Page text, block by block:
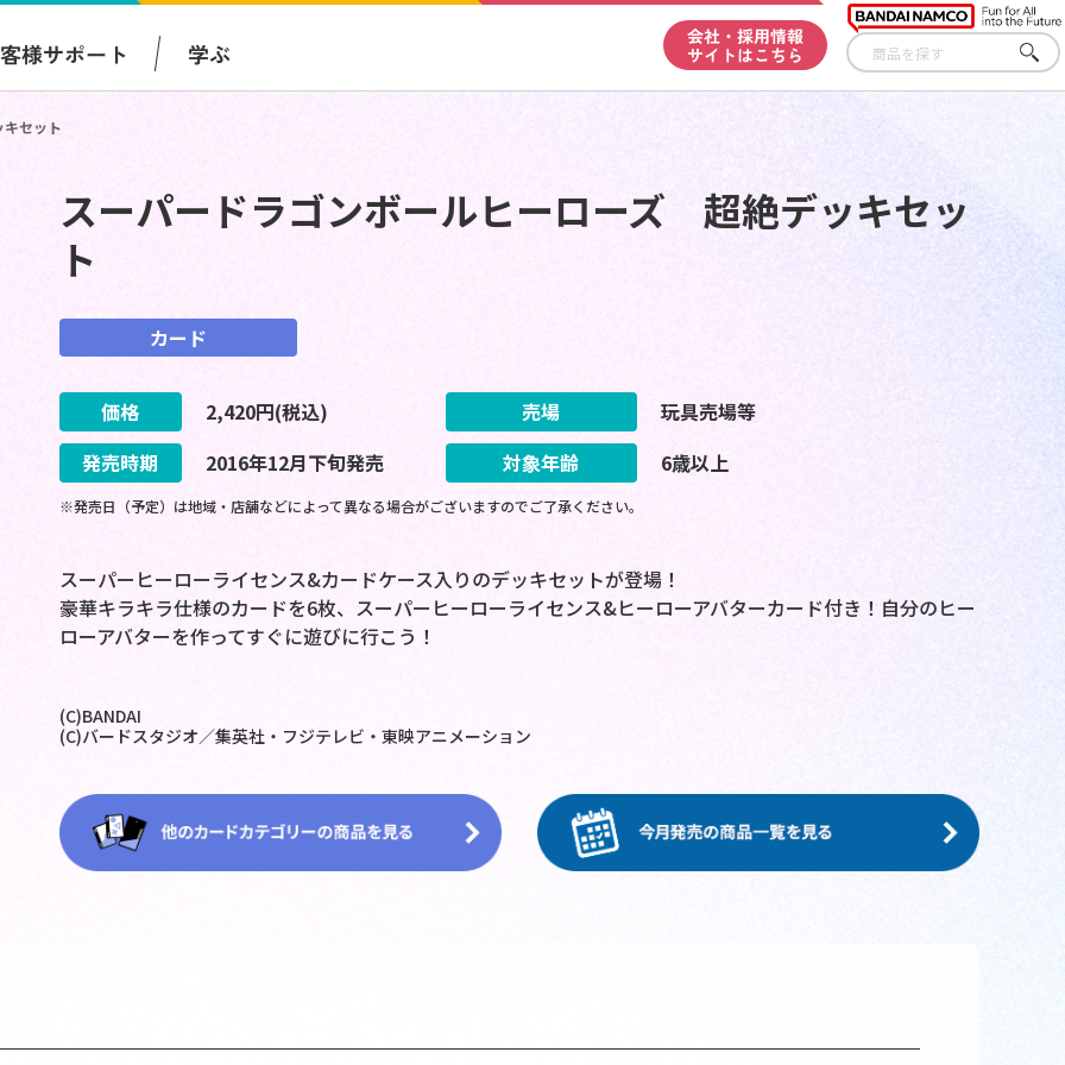
様サポート 学ぶ
会社・採用情報
サイトはこちら
さが
す
セット
スーパードラゴンボールヒーローズ 超絶デッキセッ
ト
カード
価格 2,420円(税込) 売場
玩具売場等
発売時期
2016年12月下旬発売 対象年齢 6歳以上
※発売日（予定）は地域・店舗などによって異なる場合がございますのでご了承ください。
スーパーヒーローライセンス&カードケース入りのデッキセットが登場！
豪華キラキラ仕様のカードを6枚、スーパーヒーローライセンス&ヒーローアバターカード付き！自分のヒー
ローアバターを作ってすぐに遊びに行こう！
(C)BANDAI
(C)バードスタジオ／集英社・フジテレビ・東映アニメーション